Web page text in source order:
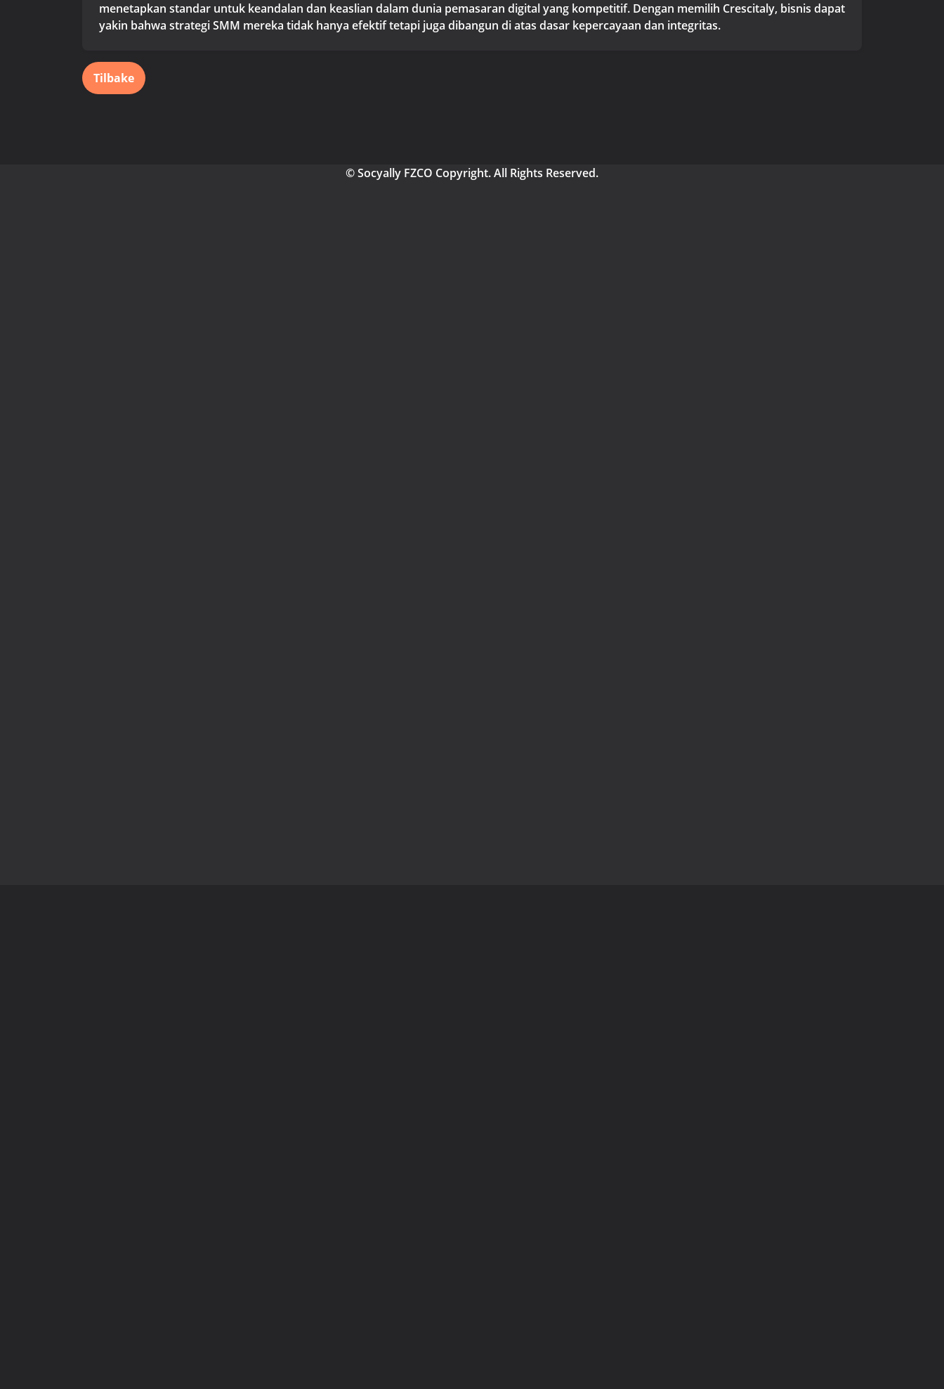
menetapkan standar untuk keandalan dan keaslian dalam dunia pemasaran digital yang kompetitif. Dengan memilih Crescitaly, bisnis dapat
yakin bahwa strategi SMM mereka tidak hanya efektif tetapi juga dibangun di atas dasar kepercayaan dan integritas.
Tilbake
© Socyally FZCO Copyright. All Rights Reserved.